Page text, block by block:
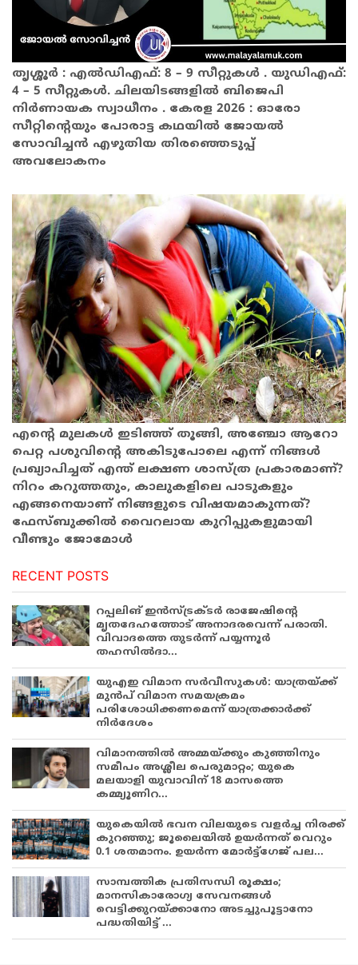
തൃശ്ശൂർ : എൽഡിഎഫ്: 8 – 9 സീറ്റുകൾ . യുഡിഎഫ്:
4 – 5 സീറ്റുകൾ. ചിലയിടങ്ങളിൽ ബിജെപി
നിർണായക സ്വാധീനം . കേരള 2026 : ഓരോ
സീറ്റിന്റെയും പോരാട്ട കഥയിൽ ജോയൽ
സോവിച്ചൻ എഴുതിയ തിരഞ്ഞെടുപ്പ്
അവലോകനം
എന്റെ മുലകൾ ഇടിഞ്ഞ് തൂങ്ങി, അഞ്ചോ ആറോ
പെറ്റ പശുവിന്റെ അകിടുപോലെ എന്ന് നിങ്ങൾ
പ്രഖ്യാപിച്ചത് എന്ത് ലക്ഷണ ശാസ്ത്ര പ്രകാരമാണ്?
നിറം കറുത്തതും, കാലുകളിലെ പാടുകളും
എങ്ങനെയാണ് നിങ്ങളുടെ വിഷയമാകുന്നത്?
ഫേസ്‌ബുക്കിൽ വൈറലായ കുറിപ്പുകളുമായി
വീണ്ടും ജോമോൾ
RECENT POSTS
റപ്പലിങ് ഇൻസ്ട്രക്ടർ രാജേഷിന്റെ
മൃതദേഹത്തോട് അനാദരവെന്ന് പരാതി.
വിവാദത്തെ തുടർന്ന് പയ്യന്നൂർ
തഹസിൽദാ...
യുഎഇ വിമാന സർവീസുകൾ: യാത്രയ്ക്ക്
മുൻപ് വിമാന സമയക്രമം
പരിശോധിക്കണമെന്ന് യാത്രക്കാർക്ക്
നിർദേശം
വിമാനത്തിൽ അമ്മയ്ക്കും കുഞ്ഞിനും
സമീപം അശ്ലീല പെരുമാറ്റം; യുകെ
മലയാളി യുവാവിന് 18 മാസത്തെ
കമ്മ്യൂണിറ...
യുകെയിൽ ഭവന വിലയുടെ വളർച്ച നിരക്ക്
കുറഞ്ഞു; ജൂലൈയിൽ ഉയർന്നത് വെറും
0.1 ശതമാനം. ഉയർന്ന മോർട്ട്ഗേജ് പല...
സാമ്പത്തിക പ്രതിസന്ധി രൂക്ഷം;
മാനസികാരോഗ്യ സേവനങ്ങൾ
വെട്ടിക്കുറയ്ക്കാനോ അടച്ചുപൂട്ടാനോ
പദ്ധതിയിട്ട് ...